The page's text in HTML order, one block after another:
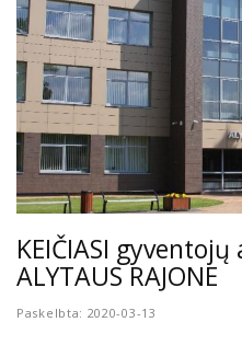
KEIČIASI
ALYTAUS RAJONE
Paskelbta: 2020-03-13